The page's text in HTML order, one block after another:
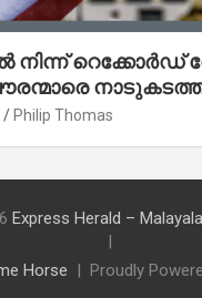
നിന്ന് റെക്കോർഡ്
3,323 പേർ
Philip Thomas
Express Herald –
Horse Proudly